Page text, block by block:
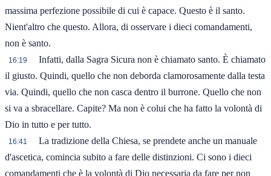
massima perfezione possibile di cui è capace. Questo è il santo.
Nient'altro che questo. Allora, di osservare i dieci comandamenti,
non è santo.
16:19
Infatti, dalla Sagra Sicura non è chiamato santo. È chiamato
il giusto. Quindi, quello che non deborda clamorosamente dalla testa
via. Quindi, quello che non casca dentro il burrone. Quello che non
si va a sbracellare. Capite? Ma non è colui che ha fatto la volontà di
Dio in tutto e per tutto.
16:41
La tradizione della Chiesa, se prendete anche un manuale
d'ascetica, comincia subito a fare delle distinzioni. Ci sono i dieci
comandamenti che è la volontà di Dio necessaria da fare per non